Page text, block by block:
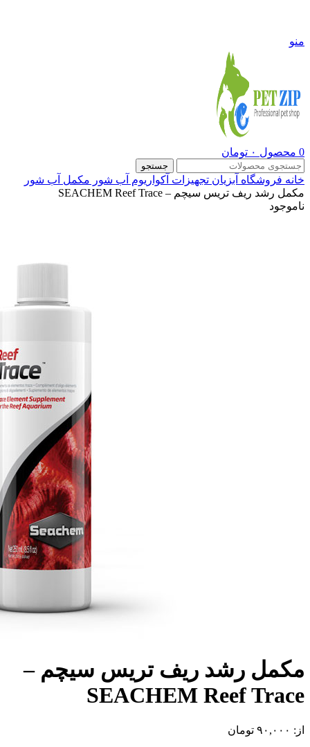
منو
0 محصول ۰ تومان
جستجو
خانه فروشگاه آبزیان تجهیزات آکواریوم آب شور مکمل آب شور
مکمل رشد ریف تریس سیچم – SEACHEM Reef Trace
ناموجود
مکمل رشد ریف تریس سیچم –
SEACHEM Reef Trace
از: ۹۰,۰۰۰ تومان